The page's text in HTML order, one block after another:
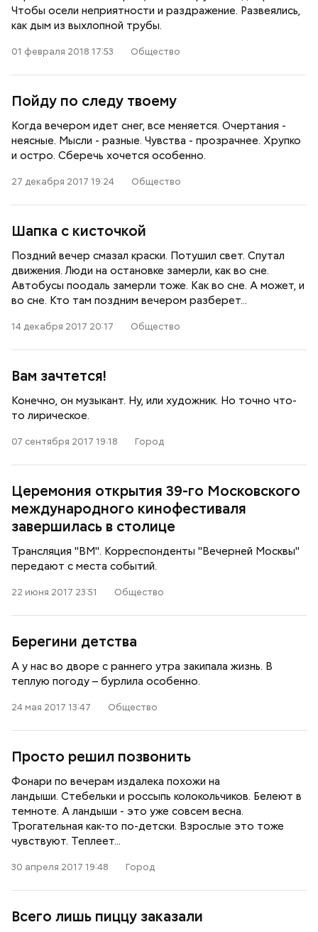
Чтобы осели неприятности и раздражение. Развеялись,
как дым из выхлопной трубы.
01 февраля 2018 17:53 Общество
Пойду по следу твоему
Когда вечером идет снег, все меняется. Очертания -
неясные. Мысли - разные. Чувства - прозрачнее. Хрупко
и остро. Сберечь хочется особенно.
27 декабря 2017 19:24 Общество
Шапка с кисточкой
Поздний вечер смазал краски. Потушил свет. Спутал
движения. Люди на остановке замерли, как во сне.
Автобусы поодаль замерли тоже. Как во сне. А может, и
во сне. Кто там поздним вечером разберет...
14 декабря 2017 20:17 Общество
Вам зачтется!
Конечно, он музыкант. Ну, или художник. Но точно что-
то лирическое.
07 сентября 2017 19:18 Город
Церемония открытия 39-го Московского
международного кинофестиваля
завершилась в столице
Трансляция "ВМ". Корреспонденты "Вечерней Москвы"
передают с места событий.
22 июня 2017 23:51 Общество
Берегини детства
А у нас во дворе с раннего утра закипала жизнь. В
теплую погоду – бурлила особенно.
24 мая 2017 13:47 Общество
Просто решил позвонить
Фонари по вечерам издалека похожи на
ландыши. Стебельки и россыпь колокольчиков. Белеют в
темноте. А ландыши - это уже совсем весна.
Трогательная как-то по-детски. Взрослые это тоже
чувствуют. Теплеет...
30 апреля 2017 19:48 Город
Всего лишь пиццу заказали